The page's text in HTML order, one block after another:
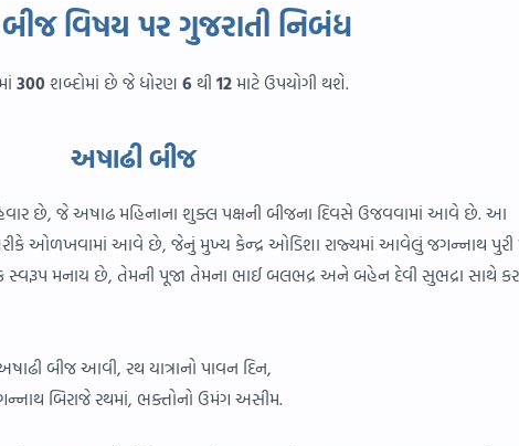
વિષય પર ગુજરાતી નિબંધ
300શબ્દોમાં છે જે ધોરણ 6થી 12માટે ઉપયોગી થશે.
અષાઢી બીજ
છે, જે અષાઢ મહિનાના શુક્લ પક્ષની બીજના દિવસે ઉજવવામાં આવે છે. આ
ઓળખવામાં આવે છે, જેનું મુખ્ય કેન્દ્ર ઓડિશા રાજ્યમાં આવેલું જગન્નાથ પુરી
મનાય છે, તેમની પૂજા તેમના ભાઈ બલભદ્ર અને બહેન દેવી સુભદ્રા સાથે
બીજ આવી, રથ યાત્રાનો પાવન દિન,
બિરાજે રથમાં, ભક્તોનો ઉમંગ અસીમ.